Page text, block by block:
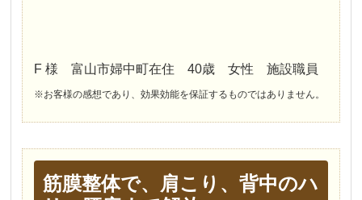
F 様 富山市婦中町在住 40歳 女性 施設職員
※お客様の感想であり、効果効能を保証するものではありません。
筋膜整体で、肩こり、背中のハ